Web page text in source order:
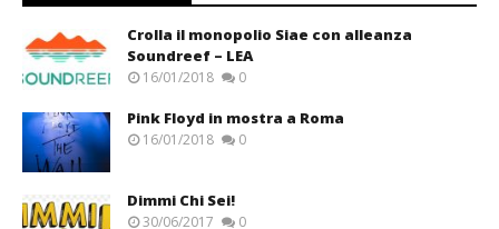
Crolla il monopolio Siae con alleanza
Soundreef – LEA
16/01/2018 0
Pink Floyd in mostra a Roma
16/01/2018 0
Dimmi Chi Sei!
30/06/2017 0